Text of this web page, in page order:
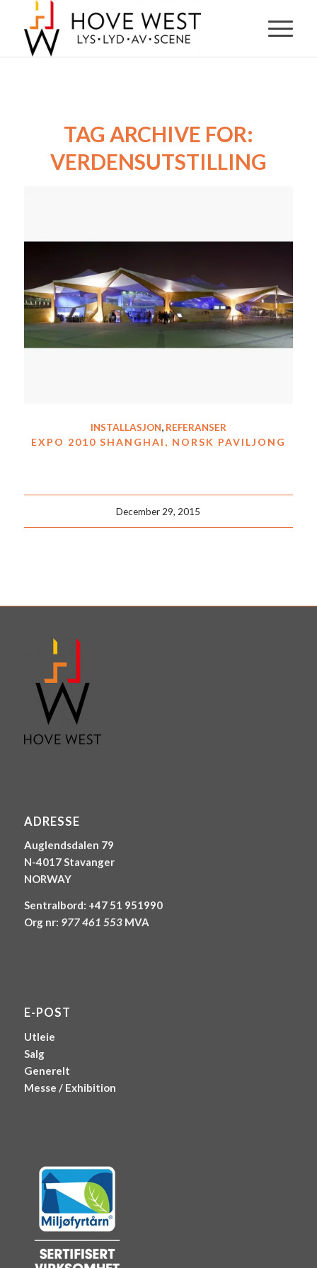
TAG ARCHIVE FOR:
VERDENSUTSTILLING
INSTALLASJON, REFERANSER
EXPO 2010 SHANGHAI, NORSK PAVILJONG
December 29, 2015
ADRESSE
Auglendsdalen 79
N-4017 Stavanger
NORWAY
Sentralbord: +47 51 951990
Org nr: 977 461 553MVA
E-POST
Utleie
Salg
Generelt
Messe / Exhibition